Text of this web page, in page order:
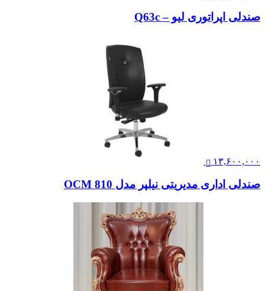
صندلی اپراتوری لیو – Q63c
۱۳,۶۰۰,۰۰۰
صندلی اداری مدیریتی نیلپر مدل OCM 810